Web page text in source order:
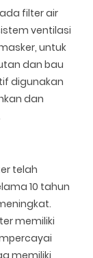
filter air
ventilasi
untuk
dan bau
digunakan
dan
telah
10 tahun
memiliki